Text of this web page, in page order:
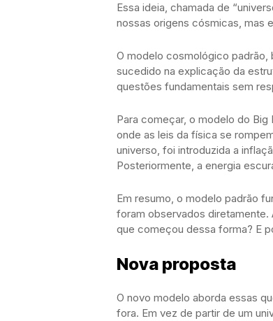
Essa ideia, chamada de
nossas origens cósmicas, mas
O modelo cosmológico padrão,
sucedido na explicação da
questões fundamentais sem
Para começar, o modelo do Big
onde as leis da física se
universo, foi introduzida a
Posteriormente, a energia
Em resumo, o modelo padrão
foram observados diretamente.
que começou dessa forma? E
Nova proposta
O novo modelo aborda essas
fora. Em vez de partir de um